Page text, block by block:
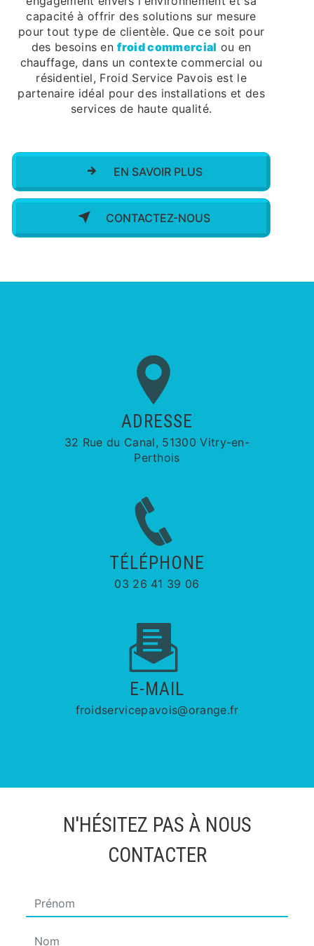
capacité à offrir des solutions sur mesure
pour tout type de clientèle. Que ce soit pour
des besoins enfroid commercial ou en
chauffage, dans un contexte commercial ou
résidentiel, Froid Service Pavois est le
partenaire idéal pour des installations et des
services de haute qualité.
EN SAVOIR PLUS
CONTACTEZ-NOUS
ADRESSE
32 Rue du Canal, 51300 Vitry-en-
Perthois
TÉLÉPHONE
03 26 41 39 06
E-MAIL
froidservicepavois@orange.fr
N'HÉSITEZ PAS À NOUS
CONTACTER